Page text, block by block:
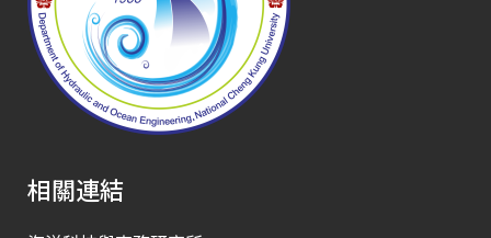
相關連結